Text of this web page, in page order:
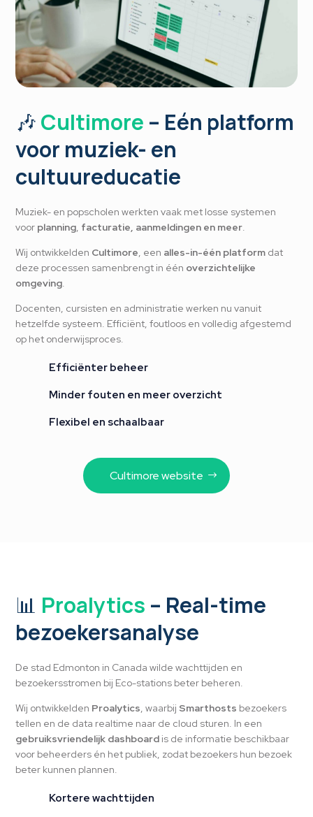
🎶Cultimore – Eén platform
voor muziek- en
cultuureducatie
Muziek- en popscholen werkten vaak met losse systemen
voor planning, facturatie, aanmeldingen en meer.
Wij ontwikkelden Cultimore, een alles-in-één platform dat
deze processen samenbrengt in één overzichtelijke
omgeving.
Docenten, cursisten en administratie werken nu vanuit
hetzelfde systeem. Efficiënt, foutloos en volledig afgestemd
op het onderwijsproces.
Efficiënter beheer
Minder fouten en meer overzicht
Flexibel en schaalbaar
Cultimore website
📊 Proalytics – Real-time
bezoekersanalyse
De stad Edmonton in Canada wilde wachttijden en
bezoekersstromen bij Eco-stations beter beheren.
Wij ontwikkelden Proalytics, waarbij Smarthosts bezoekers
tellen en de data realtime naar de cloud sturen. In een
gebruiksvriendelijk dashboard is de informatie beschikbaar
voor beheerders én het publiek, zodat bezoekers hun bezoek
beter kunnen plannen.
Kortere wachttijden